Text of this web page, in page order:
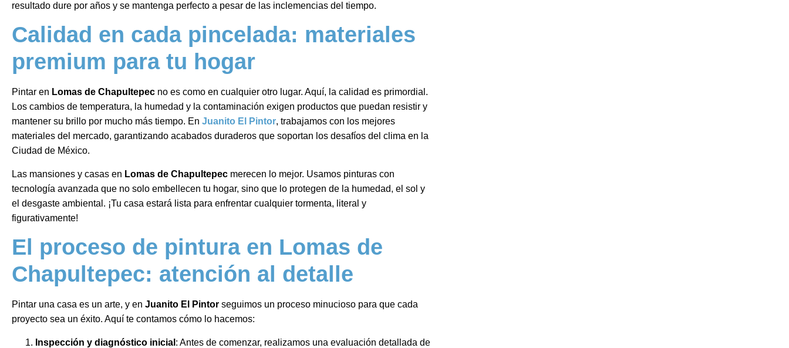
resultado dure por años y se mantenga perfecto a pesar de las inclemencias del tiempo.
Calidad en cada pincelada: materiales
premium para tu hogar
Pintar en Lomas de Chapultepec no es como en cualquier otro lugar. Aquí, la calidad es primordial.
Los cambios de temperatura, la humedad y la contaminación exigen productos que puedan resistir y
mantener su brillo por mucho más tiempo. En Juanito El Pintor, trabajamos con los mejores
materiales del mercado, garantizando acabados duraderos que soportan los desafíos del clima en la
Ciudad de México.
Las mansiones y casas en Lomas de Chapultepec merecen lo mejor. Usamos pinturas con
tecnología avanzada que no solo embellecen tu hogar, sino que lo protegen de la humedad, el sol y
el desgaste ambiental. ¡Tu casa estará lista para enfrentar cualquier tormenta, literal y
figurativamente!
El proceso de pintura en Lomas de
Chapultepec: atención al detalle
Pintar una casa es un arte, y en Juanito El Pintor seguimos un proceso minucioso para que cada
proyecto sea un éxito. Aquí te contamos cómo lo hacemos:
Inspección y diagnóstico inicial : Antes de comenzar, realizamos una evaluación detallada de